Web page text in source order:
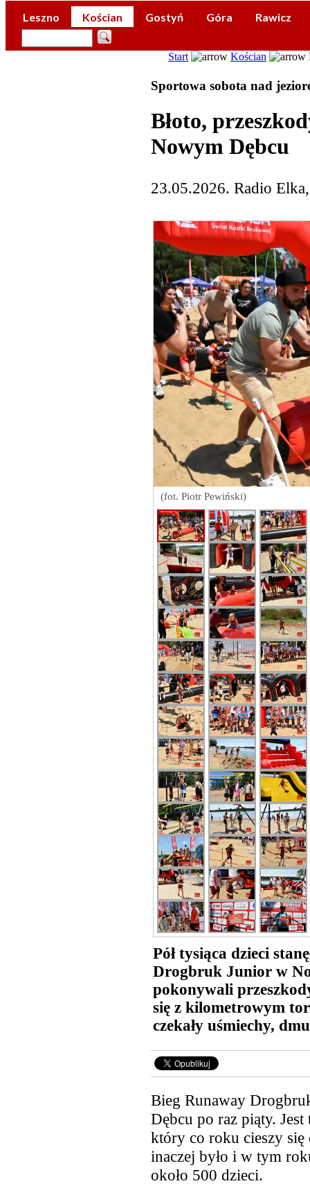
Leszno Kościan Gostyń Góra Rawicz
Start Kościan
Sportowa sobota nad
Błoto,
Nowym Dębcu
23.05.2026. Radio
(fot. Piotr Pewiński)
Pół tysiąca dzieci
Drogbruk Junior w
pokonywali
się z kilometrowym
czekały uśmiechy,
Bieg Runaway
Dębcu po raz piąty.
który co roku cieszy
inaczej było i w tym
około 500 dzieci.